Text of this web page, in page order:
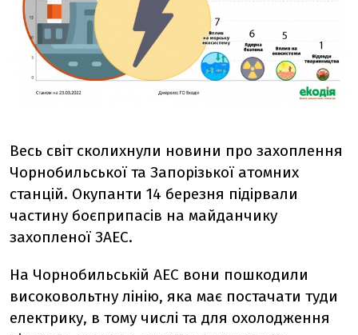
Весь світ сколихнули новини про захоплення
Чорнобильської та Запорізької атомних
станцій. Окупанти 14 березня підірвали
частину боєприпасів на майданчику
захопленої ЗАЕС.
На Чорнобильській АЕС вони пошкодили
високовольтну лінію, яка має постачати туди
електрику, в тому числі та для охолодження